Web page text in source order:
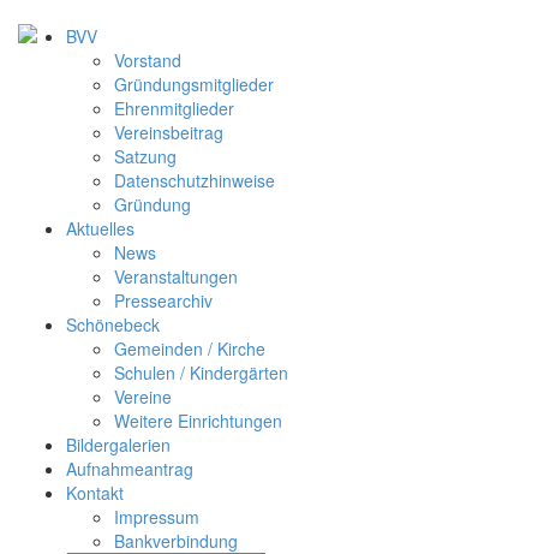
BVV
Vorstand
Gründungsmitglieder
Ehrenmitglieder
Vereinsbeitrag
Satzung
Datenschutzhinweise
Gründung
Aktuelles
News
Veranstaltungen
Pressearchiv
Schönebeck
Gemeinden / Kirche
Schulen / Kindergärten
Vereine
Weitere Einrichtungen
Bildergalerien
Aufnahmeantrag
Kontakt
Impressum
Bankverbindung